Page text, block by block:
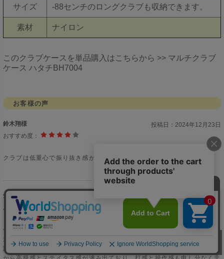
サイズ -88センチのロングクラブも収納できます。
素材 ナイロン
このクラブケースを単品購入はこちらから >> マルチクラブ
ケース ハタチBH7004
お客様の声
鈴木翔様 投稿日： 2024年12月23日
おすすめ度：
クラブは低重心で振り抜き感がとても良い、慣れる迄少し時間がかかる
矢野ッチ様
2024年11月10日
おすすめ度：
今回の購入にあたりましては、御丁寧なるご対応ありがとうございまし
た。このパーシモンクラシック5は、以前より欲しいと思いながら注文を
躊躇しておりましたが、妻の「良いよ」との一言で直ぐ決めました。外観